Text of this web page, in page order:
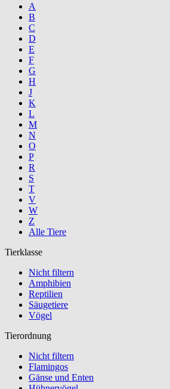
A
B
C
D
E
F
G
H
J
K
L
M
N
O
P
R
S
T
V
W
Z
Alle Tiere
Tierklasse
Nicht filtern
Amphibien
Reptilien
Säugetiere
Vögel
Tierordnung
Nicht filtern
Flamingos
Gänse und Enten